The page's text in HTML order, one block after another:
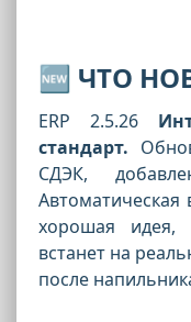
🆕 ЧТО
ERP 2.5.26
стандарт.
СДЭК,
хорошая идея,
встанет на
после